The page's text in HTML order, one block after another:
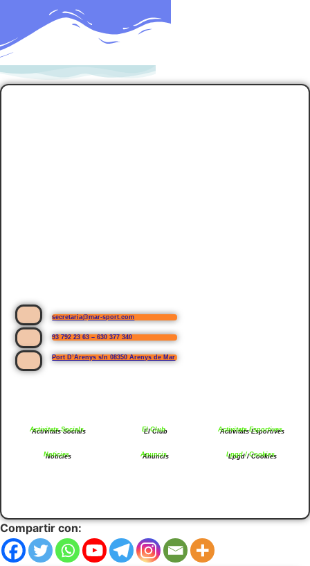
secretaria@mar-sport.com
93 792 23 63 – 630 377 340
Port D’Arenys s/n 08350 Arenys de Mar
Activitats Socials El Club Activitats Esportives
Noticies Anuncis Lpgd / Cookies
Compartir con: